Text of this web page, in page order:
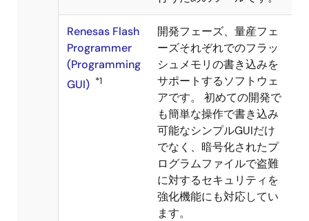
Renesas Flash
Programmer
(Programming
GUI) *1
開発フェーズ、量産フェ
ーズそれぞれでのフラッ
シュメモリの書き込みを
サポートするソフトウェ
アです。 初めての開発で
も簡単な操作で書き込み
可能なシンプルGUIだけ
でなく、暗号化されたプ
ログラムファイルで盗難
に対するセキュリティを
強化機能にも対応してい
ます。